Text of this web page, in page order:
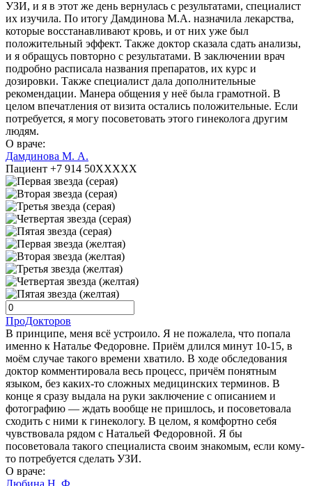
УЗИ, и я в этот же день вернулась с результатами, специалист
их изучила. По итогу Дамдинова М.А. назначила лекарства,
которые восстанавливают кровь, и от них уже был
положительный эффект. Также доктор сказала сдать анализы,
и я обращусь повторно с результатами. В заключении врач
подробно расписала названия препаратов, их курс и
дозировки. Также специалист дала дополнительные
рекомендации. Манера общения у неё была грамотной. В
целом впечатления от визита остались положительные. Если
потребуется, я могу посоветовать этого гинеколога другим
людям.
О враче:
Дамдинова М. А.
Пациент +7 914 50XXXXX
ПроДокторов
В принципе, меня всё устроило. Я не пожалела, что попала
именно к Наталье Федоровне. Приём длился минут 10-15, в
моём случае такого времени хватило. В ходе обследования
доктор комментировала весь процесс, причём понятным
языком, без каких-то сложных медицинских терминов. В
конце я сразу выдала на руки заключение с описанием и
фотографию — ждать вообще не пришлось, и посоветовала
сходить с ними к гинекологу. В целом, я комфортно себя
чувствовала рядом с Натальей Федоровной. Я бы
посоветовала такого специалиста своим знакомым, если кому-
то потребуется сделать УЗИ.
О враче:
Любина Н. Ф.